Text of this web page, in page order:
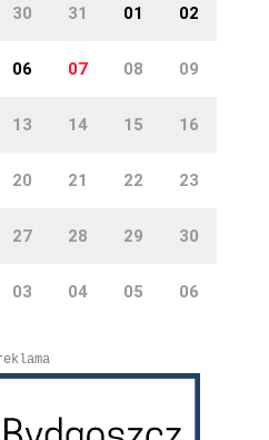
30 31 01 02
06 07 08 09
13 14 15 16
20 21 22 23
27 28 29 30
03 04 05 06